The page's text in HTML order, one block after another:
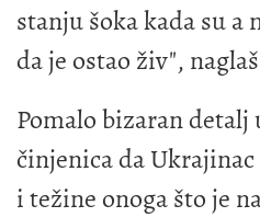
stanju šoka kada su a
da je ostao živ",
Pomalo bizaran
činjenica da
i težine onoga što je